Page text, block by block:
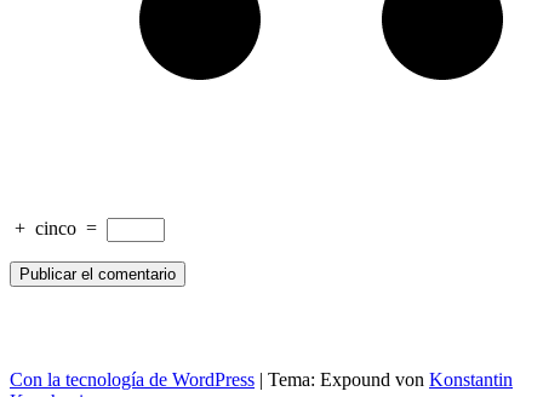
+ cinco =
Con la tecnología de WordPress | Tema: Expound von Konstantin